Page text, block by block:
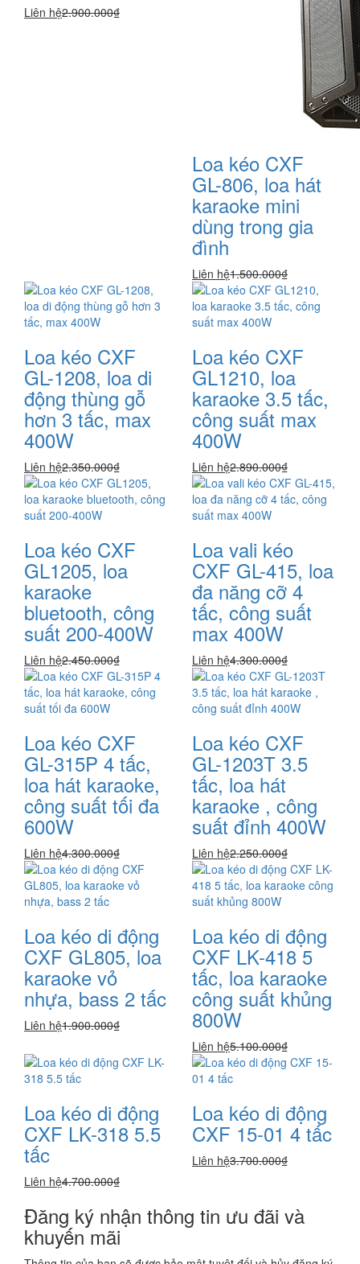
Liên hệ2.900.000₫
Loa kéo CXF
GL-806, loa hát
karaoke mini
dùng trong gia
đình
Liên hệ1.500.000₫
Loa kéo CXF
GL-1208, loa di
động thùng gỗ
hơn 3 tấc, max
400W
Liên hệ2.350.000₫
Loa kéo CXF
GL1210, loa
karaoke 3.5 tấc,
công suất max
400W
Liên hệ2.890.000₫
Loa kéo CXF
GL1205, loa
karaoke
bluetooth, công
suất 200-400W
Liên hệ2.450.000₫
Loa vali kéo
CXF GL-415, loa
đa năng cỡ 4
tấc, công suất
max 400W
Liên hệ4.300.000₫
Loa kéo CXF
GL-315P 4 tấc,
loa hát karaoke,
công suất tối đa
600W
Liên hệ4.300.000₫
Loa kéo CXF
GL-1203T 3.5
tấc, loa hát
karaoke , công
suất đỉnh 400W
Liên hệ2.250.000₫
Loa kéo di động
CXF GL805, loa
karaoke vỏ
nhựa, bass 2 tấc
Liên hệ1.900.000₫
Loa kéo di động
CXF LK-418 5
tấc, loa karaoke
công suất khủng
800W
Liên hệ5.100.000₫
Loa kéo di động
CXF LK-318 5.5
tấc
Liên hệ4.700.000₫
Loa kéo di động
CXF 15-01 4 tấc
Liên hệ3.700.000₫
Đăng ký nhận thông tin ưu đãi và
khuyến mãi